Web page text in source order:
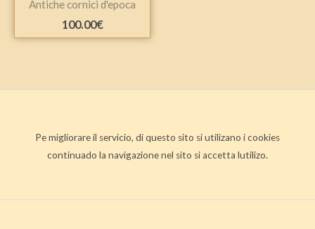
Antiche cornici d'epoca
100.00€
Pe migliorare il servicio, di questo sito si utilizano i cookies
continuado la navigazione nel sito si accetta lutilizo.